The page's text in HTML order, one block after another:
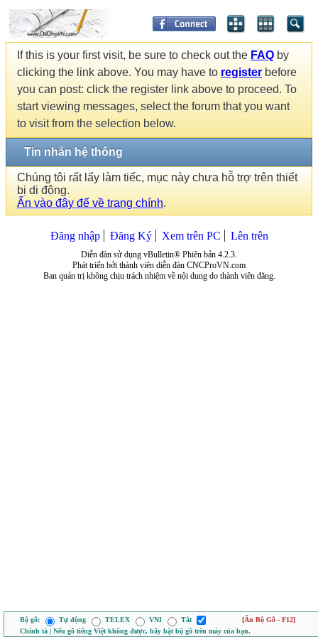
If this is your first visit, be sure to check out the FAQ by
clicking the link above. You may have to register before
you can post: click the register link above to proceed. To
start viewing messages, select the forum that you want
to visit from the selection below.
Tin nhắn hệ thống
Chúng tôi rất lấy làm tiếc, mục này chưa hỗ trợ trên thiết
bị di động.
Ấn vào đây để về trang chính.
Đăng nhập Đăng Ký Xem trên PC Lên trên
Diễn đàn sử dụng vBulletin® Phiên bản 4.2.3.
Phát triển bởi thành viên diễn đàn CNCProVN.com
Ban quản trị không chịu trách nhiệm về nội dung do thành viên đăng.
Bộ gõ: Tự động TELEX VNI Tắt
[Ẩn Bộ Gõ - F12]
Chính tả | Nếu gõ tiếng Việt không được, hãy bật bộ gõ trên máy của bạn.